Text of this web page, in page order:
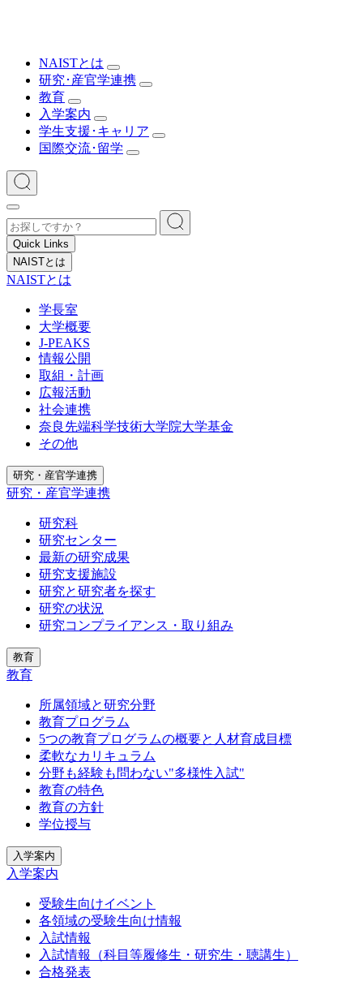
NAISTとは
研究･産官学連携
教育
入学案内
学生支援･キャリア
国際交流･留学
Quick Links
NAISTとは
NAISTとは
学長室
大学概要
J-PEAKS
情報公開
取組・計画
広報活動
社会連携
奈良先端科学技術大学院大学基金
その他
研究・産官学連携
研究・産官学連携
研究科
研究センター
最新の研究成果
研究支援施設
研究と研究者を探す
研究の状況
研究コンプライアンス・取り組み
教育
教育
所属領域と研究分野
教育プログラム
5つの教育プログラムの概要と人材育成目標
柔軟なカリキュラム
分野も経験も問わない"多様性入試"
教育の特色
教育の方針
学位授与
入学案内
入学案内
受験生向けイベント
各領域の受験生向け情報
入試情報
入試情報（科目等履修生・研究生・聴講生）
合格発表